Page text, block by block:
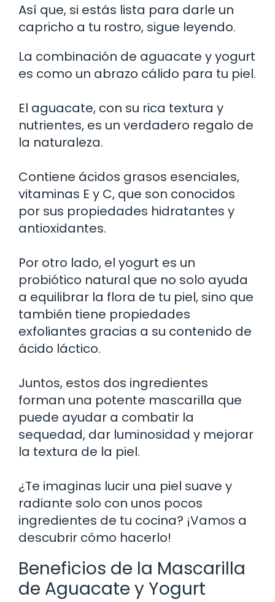
Así que, si estás lista para darle un
capricho a tu rostro, sigue leyendo.
La combinación de aguacate y yogurt
es como un abrazo cálido para tu piel.
El aguacate, con su rica textura y
nutrientes, es un verdadero regalo de
la naturaleza.
Contiene ácidos grasos esenciales,
vitaminas E y C, que son conocidos
por sus propiedades hidratantes y
antioxidantes.
Por otro lado, el yogurt es un
probiótico natural que no solo ayuda
a equilibrar la flora de tu piel, sino que
también tiene propiedades
exfoliantes gracias a su contenido de
ácido láctico.
Juntos, estos dos ingredientes
forman una potente mascarilla que
puede ayudar a combatir la
sequedad, dar luminosidad y mejorar
la textura de la piel.
¿Te imaginas lucir una piel suave y
radiante solo con unos pocos
ingredientes de tu cocina? ¡Vamos a
descubrir cómo hacerlo!
Beneficios de la Mascarilla
de Aguacate y Yogurt